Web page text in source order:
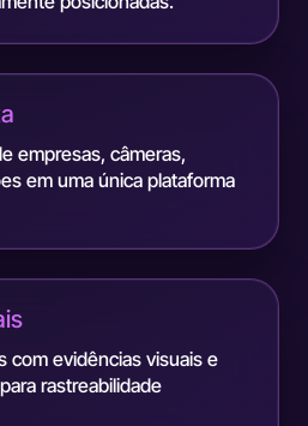
empresas, câmeras,
em uma única plataforma
com evidências visuais e
rastreabilidade